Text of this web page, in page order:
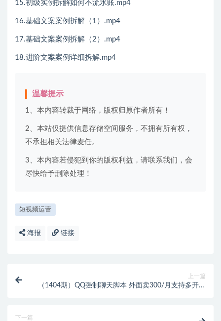
15.初级实例拆解如何不流水账.mp4
16.基础文案案例拆解（1）.mp4
17.基础文案案例拆解（2）.mp4
18.进阶文案案例详细拆解.mp4
温馨提示
1、本内容转裁于网络，版权归原作者所有！
2、本站仅提供信息存储空间服务，不拥有所有权，
不承担相关法律麦任。
3、本内容若侵犯到你的版权利益，请联系我们，会
尽快给予删除处理！
短视频运营
海报 链接
上一篇
（1404期）QQ强制聊天脚本 外面卖300/月支持多开批
下一篇